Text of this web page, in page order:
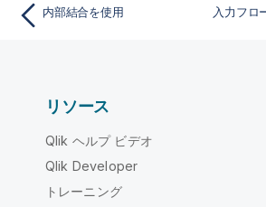
内部結合を使用 入力フロ
リソース
Qlik ヘルプ ビデオ
Qlik Developer
トレーニング